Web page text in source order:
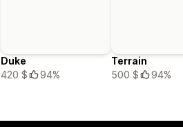
Duke
420 $
94%
Terrain
500 $
94%